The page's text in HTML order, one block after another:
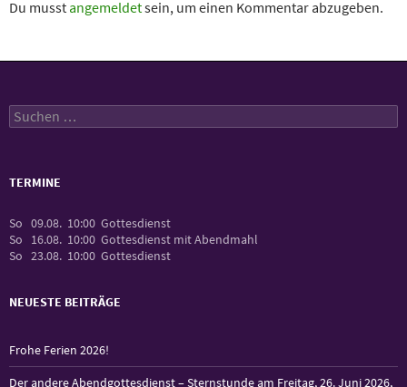
Du musst angemeldetsein, um einen Kommentar abzugeben.
Suchen
nach:
TERMINE
So 09.08. 10:00 Gottesdienst
So
16.08. 10:00 Gottesdienst mit Abendmahl
So 23.08. 10:00 Gottesdienst
NEUESTE BEITRÄGE
Frohe Ferien 2026!
Der andere Abendgottesdienst – Sternstunde am Freitag, 26. Juni 2026,